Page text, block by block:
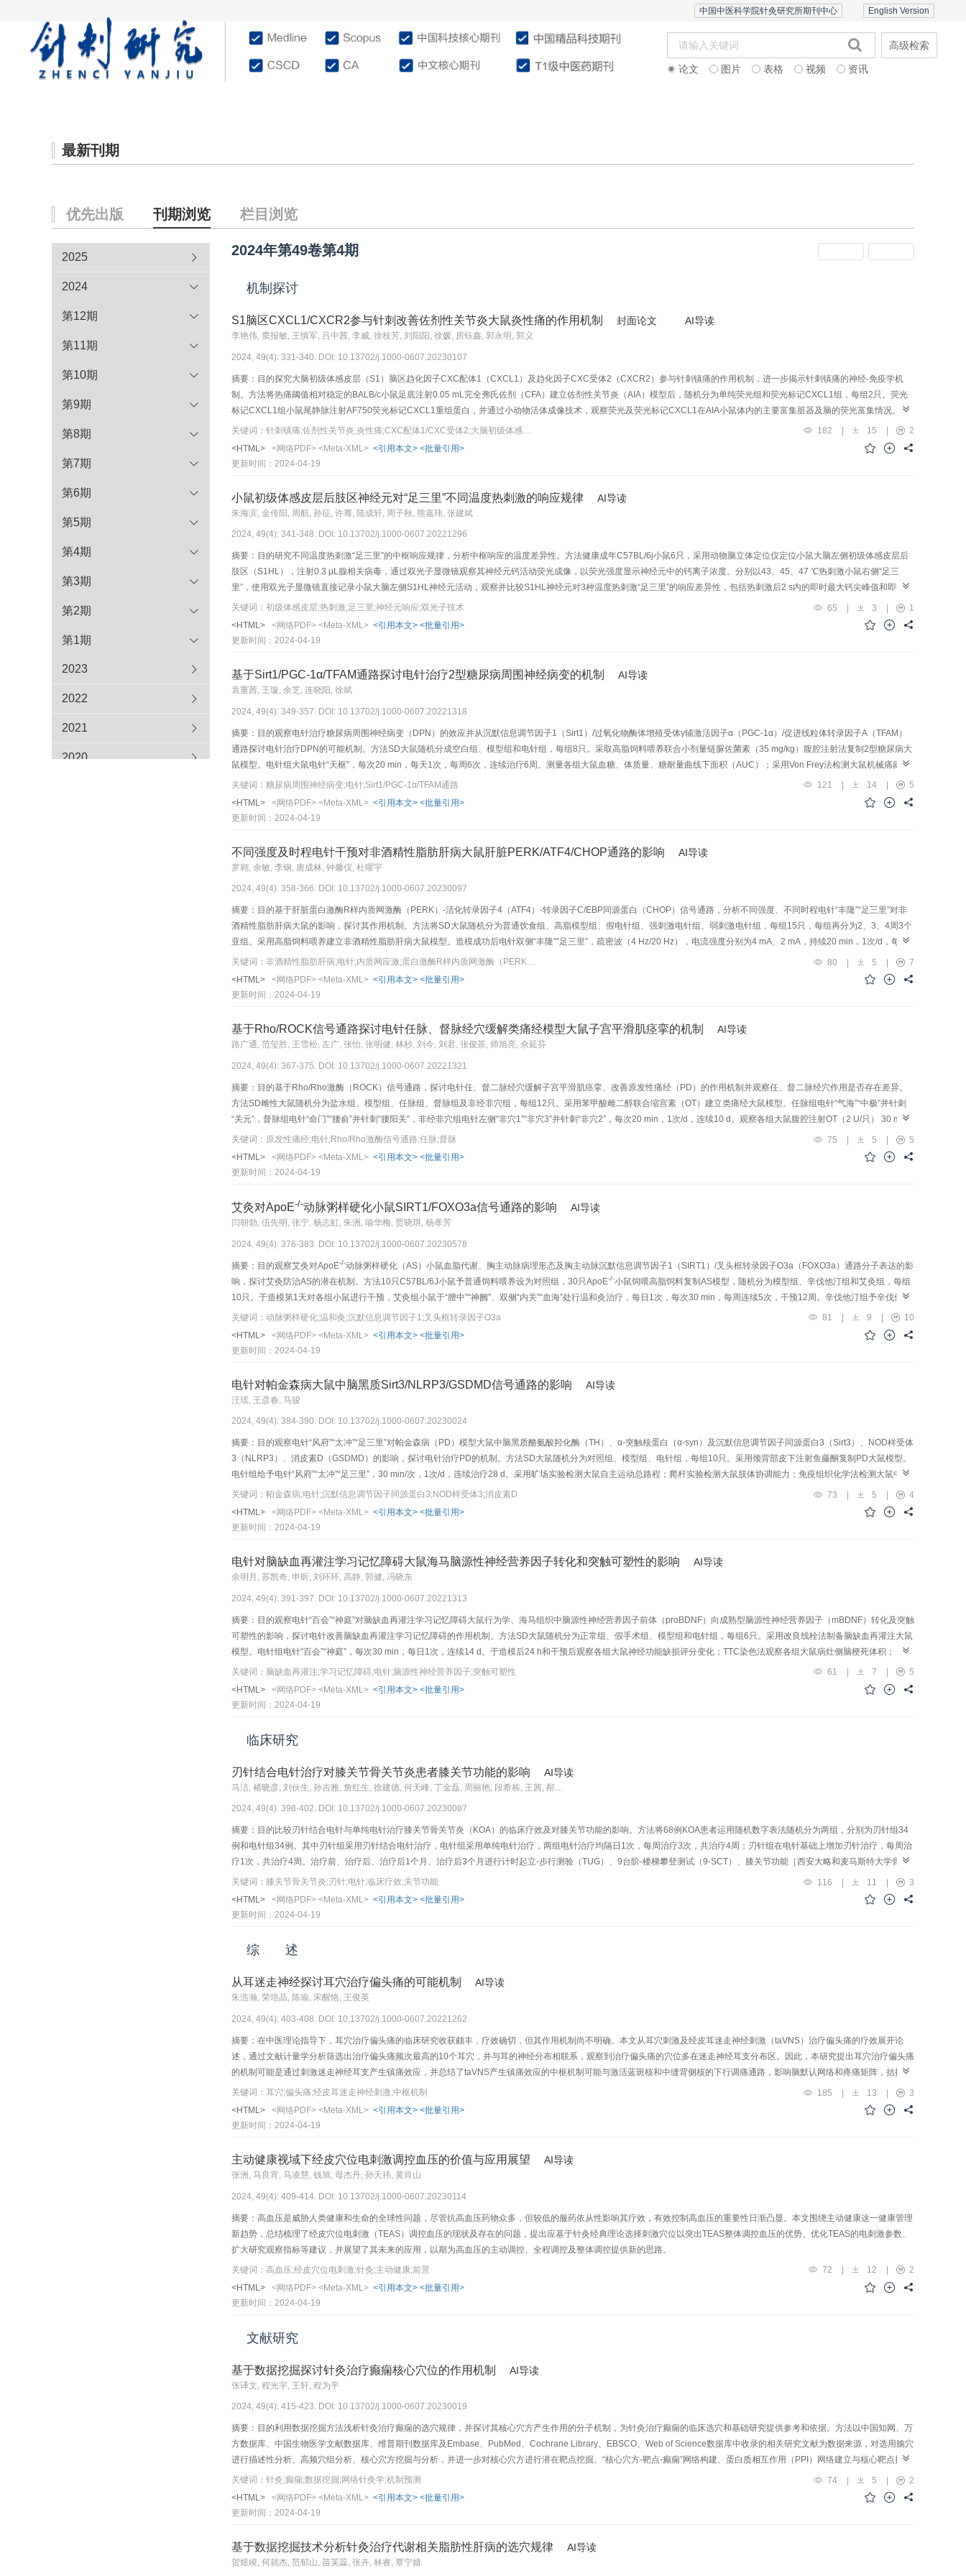
English Version
中国中医科学院针灸研究所期刊中心
论文 图片 表格 视频 资讯
高级检索
最新刊期
优先出版 刊期浏览 栏目浏览
2025
2024
第12期
第11期
第10期
第9期
第8期
第7期
第6期
第5期
第4期
第3期
第2期
第1期
2023
2022
2021
2020
2024年第49卷第4期
机制探讨
S1脑区CXCL1/CXCR2参与针刺改善佐剂性关节炎大鼠炎性痛的作用机制 封面论文 AI导读
李艳伟, 窦报敏, 王慎军, 吕中茜, 李威, 徐枝芳, 刘阳阳, 徐媛, 房钰鑫, 郭永明, 郭义
2024, 49(4): 331-340. DOI: 10.13702/j.1000-0607.20230107
摘要：目的探究大脑初级体感皮层（S1）脑区趋化因子CXC配体1（CXCL1）及趋化因子CXC受体2（CXCR2）参与针刺镇痛的作用机制，进一步揭示针刺镇痛的神经-免疫学机
制。方法将热痛阈值相对稳定的BALB/c小鼠足底注射0.05 mL完全弗氏佐剂（CFA）建立佐剂性关节炎（AIA）模型后，随机分为单纯荧光组和荧光标记CXCL1组，每组2只。荧光
标记CXCL1组小鼠尾静脉注射AF750荧光标记CXCL1重组蛋白，并通过小动物活体成像技术，观察荧光及荧光标记CXCL1在AIA小鼠体内的主要富集脏器及脑的荧光富集情况。另
取热痛阈值相对稳定的Wistar大鼠，右足底注射0.1 mL CFA建立AIA模型，随机分为模型组、针刺组，每组12只，取12只Wistar大鼠右足底注射等体积的0.9%氯化钠溶液作为盐水
组。针刺组大鼠针刺“足三里”1次/d，针刺持续7 d，治疗结束后采用热痛仪测量大鼠右侧足底热缩足潜伏期即热痛阈值；利用ELISA、免疫荧光及实时荧光定量PCR技术，检测文献
报道的可能表达CXCR2及阿片肽受体的多个疼痛相关脑区CXCL1蛋白含量及S1脑区CXCL1阳性细胞数与mRNA表达水平，以期探明前期研究结果中针刺后升高的血清CXCL1的作
比，荧光标记CXCL1组小鼠脑组织中有较强的荧光信号。与盐水组相比，模型组大鼠右侧足底热痛阈值均明显降低（P<0.01），S1脑区中CXCR2 mRNA表达升高（P<0.05）；与
模型组相比，针刺组第2~7天热痛阈值、S1脑区中CXCL1蛋白含量、CXCR2蛋白含量及mRNA表达、MOR mRNA表达均升高（P<0.05，P<0.01）；针刺组大鼠S1脑区中CXCR2
分别与NeuN及MOR有共染，表明CXCR2存在于神经元和MOR阳性神经元中，而不存在于GFAP阳性星形胶质细胞中。结论针刺改善AIA大鼠炎性痛的作用机制可能与其上调S1脑
区中CXCL1蛋白含量及S1脑区神经元上的CXCR2、促进神经元表达MOR有关。
182 15
2
<HTML>
<网络PDF> <Meta-XML> <引用本文> <批量引用>
更新时间：2024-04-19
小鼠初级体感皮层后肢区神经元对“足三里”不同温度热刺激的响应规律 AI导读
朱海滨, 金传阳, 周航, 孙征, 许骞, 陆成轩, 周子秋, 熊嘉玮, 张建斌
2024, 49(4): 341-348. DOI: 10.13702/j.1000-0607.20221296
摘要：目的研究不同温度热刺激“足三里”的中枢响应规律，分析中枢响应的温度差异性。方法健康成年C57BL/6j小鼠6只，采用动物脑立体定位仪定位小鼠大脑左侧初级体感皮层后
肢区（S1HL），注射0.3 μL腺相关病毒，通过双光子显微镜观察其神经元钙活动荧光成像，以荧光强度显示神经元中的钙离子浓度。分别以43、45、47 ℃热刺激小鼠右侧“足三
里”，使用双光子显微镜直接记录小鼠大脑左侧S1HL神经元活动，观察并比较S1HL神经元对3种温度热刺激“足三里”的响应差异性，包括热刺激后2 s内的即时最大钙尖峰值和即时钙
尖峰频率，3.5 min内的短时最大钙尖峰值、短时钙尖峰频率和钙尖峰持续时间，以及3 min内的分时段最大钙尖峰值和分时段钙尖峰频率。结果与常温比较，43、45、47 ℃热刺激
“足三里”均可使小鼠左侧S1HL神经元的即时最大钙尖峰值、即时钙尖峰频率、短时最大钙尖峰值、短时钙尖峰频率和钙尖峰持续时间升高（P<0.001，P<0.01）。不同温度热刺激
比较，从即时最大钙尖峰值来看，小鼠S1HL神经元对47 ℃热刺激响应程度最高（P<0.001）；从即时钙尖峰频率来看，其对45 ℃热刺激响应最频繁（P<0.001）。从短时最大钙尖
S1HL神经元对45 ℃热刺激响应更为明显（P<0.01）。从神经元响应分时段分析来看，在3 min内，43、45、47 ℃热刺激下，小鼠S1HL神经元最大钙尖峰值都在第2分钟达到最高
（P<0.001）；钙尖峰频率与热刺激时段无显著联系。结论S1HL神经元对43、45、47 ℃热刺激“足三里”均有响应，且响应存在特定温度差异性，小鼠S1HL神经元对45 ℃热刺激“足
关键词：初级体感皮层;热刺激;足三里;神经元响应;双光子技术 65 | 3 |
1
<HTML>
<网络PDF> <Meta-XML> <引用本文> <批量引用>
更新时间：2024-04-19
基于Sirt1/PGC-1α/TFAM通路探讨电针治疗2型糖尿病周围神经病变的机制 AI导读
袁重茜, 王璇, 余芝, 连晓阳, 徐斌
2024, 49(4): 349-357. DOI: 10.13702/j.1000-0607.20221318
摘要：目的观察电针治疗糖尿病周围神经病变（DPN）的效应并从沉默信息调节因子1（Sirt1）/过氧化物酶体增殖受体γ辅激活因子α（PGC-1α）/促进线粒体转录因子A（TFAM）
通路探讨电针治疗DPN的可能机制。方法SD大鼠随机分成空白组、模型组和电针组，每组8只。采取高脂饲料喂养联合小剂量链脲佐菌素（35 mg/kg）腹腔注射法复制2型糖尿病大
鼠模型。电针组大鼠电针“天枢”，每次20 min，每天1次，每周6次，连续治疗6周。测量各组大鼠血糖、体质量、糖耐量曲线下面积（AUC）；采用Von Frey法检测大鼠机械痛阈
值，哈格里夫斯实验检测大鼠热痛阈值；免疫荧光染色法观察大鼠后足足垫表皮神经纤维密度（IENFD）；神经电生理方法测量大鼠坐骨神经传导速度（MNCV）；HE染色法观察
坐骨神经病理形态改变；透射电子显微镜观察大鼠坐骨神经超微结构改变；Western blot 法检测大鼠坐骨神经中Sirt1、PGC-1α、TFAM蛋白表达水平。结果与空白组相比，模型组
大鼠血糖和AUC升高（P<0.001），体质量、机械痛与热痛阈值、后足足垫表皮IENFD降低（P<0.001），MNCV减慢（P<0.01），坐骨神经横切面轴突分布较空白组零碎松散且无
痛阈值上升（P<0.01），IENFD增加（P<0.05），MNCV加快（P<0.05）；坐骨神经形态和超微结构病变缓解；坐骨神经中Sirt1、PGC-1α、TFAM蛋白表达上调（P<0.05）。结
论电针可能是通过调控Sirt1/PGC-1α/TFAM通路，改善DPN的神经损伤，达到修复糖尿病周围神经病变的作用。
关键词：糖尿病周围神经病变;电针;Sirt1/PGC-1α/TFAM通路 121 14
5
<HTML>
<网络PDF> <Meta-XML> <引用本文> <批量引用>
更新时间：2024-04-19
不同强度及时程电针干预对非酒精性脂肪肝病大鼠肝脏PERK/ATF4/CHOP通路的影响 AI导读
罗翱, 余敏, 李钢, 唐成林, 钟馨仪, 杜曜宇
2024, 49(4): 358-366. DOI: 10.13702/j.1000-0607.20230097
摘要：目的基于肝脏蛋白激酶R样内质网激酶（PERK）-活化转录因子4（ATF4）-转录因子C/EBP同源蛋白（CHOP）信号通路，分析不同强度、不同时程电针“丰隆”“足三里”对非
酒精性脂肪肝病大鼠的影响，探讨其作用机制。方法将SD大鼠随机分为普通饮食组、高脂模型组、假电针组、强刺激电针组、弱刺激电针组，每组15只，每组再分为2、3、4周3个
亚组。采用高脂饲料喂养建立非酒精性脂肪肝病大鼠模型。造模成功后电针双侧“丰隆”“足三里”，疏密波（4 Hz/20 Hz），电流强度分别为4 mA、2 mA，持续20 min，1次/d，每周
治疗5 d，休息2 d；假电针组只连接电针仪，不通电。不同时程亚组分别干预2、3、4周。干预结束后采用全自动生化分析仪检测大鼠血清谷丙转氨酶（ALT）、谷草转氨酶
（AST）含量，油红O染色观察肝组织形态学变化，实时荧光定量PCR、Western blot法检测大鼠肝脏组织PERK、ATF4、CHOP mRNA与蛋白的表达。结果高脂模型组大鼠肝细胞
红色脂滴聚积明显，强刺激电针组4周时大鼠肝细胞红色脂滴明显减少。与同时程普通饮食组比较，高脂模型组大鼠血清ALT、AST含量与肝脏组织PERK、ATF4、CHOP mRNA与
同时程假电针组比较，强、弱刺激电针组大鼠血清ALT、AST含量与肝脏组织PERK、ATF4、CHOP mRNA表达降低（P<0.01，P<0.05），强刺激电针组大鼠肝脏组织PERK、
ATF4、CHOP蛋白表达降低（P<0.01），弱刺激电针组大鼠2、3、4周时肝脏组织PERK、CHOP蛋白表达降低（P<0.01），2周时ATF4蛋白表达降低（P<0.05）。与同时程强刺
3、4周时血清ALT、AST含量及肝脏组织PERK、ATF4、CHOP mRNA与PERK蛋白表达降低（P<0.01，P<0.05），强刺激电针组3、4周时肝脏组织ATF4蛋白表达降低
（P<0.01），强刺激电针组4周时、弱刺激电针组3周和4周时肝脏组织CHOP蛋白表达降低（P<0.01）。与本组3周时比较，强、弱刺激电针组大鼠4周时血清ALT、AST含量，
PERK、ATF4、CHOP mRNA表达明显降低（P<0.05，P<0.01），强、弱刺激电针组4周时肝脏组织PERK、CHOP蛋白表达降低（P<0.01），强刺激电针组4周时肝脏组织ATF4蛋
白表达降低（P<0.05）。结论电针“丰隆”“足三里”可显著改善非酒精性脂肪肝病大鼠肝功能，其作用机制可能是通过抑制PERK表达进而靶向调控下游ATF4/CHOP信号通路，抑制内
关键词：非酒精性脂肪肝病;电针;内质网应激;蛋白激酶R样内质网激酶（PERK）-活化转录因子4（ATF4）-转录因子C/EBP同源蛋白（CHOP）信号通路 80 5
7
<HTML>
<网络PDF> <Meta-XML> <引用本文> <批量引用>
更新时间：2024-04-19
基于Rho/ROCK信号通路探讨电针任脉、督脉经穴缓解类痛经模型大鼠子宫平滑肌痉挛的机制 AI导读
路广通, 范玺胜, 王雪松, 左广, 张怡, 张明健, 林杪, 刘今, 刘君, 张俊茶, 师旭亮, 佘延芬
2024, 49(4): 367-375. DOI: 10.13702/j.1000-0607.20221321
摘要：目的基于Rho/Rho激酶（ROCK）信号通路，探讨电针任、督二脉经穴缓解子宫平滑肌痉挛、改善原发性痛经（PD）的作用机制并观察任、督二脉经穴作用是否存在差异。
方法SD雌性大鼠随机分为盐水组、模型组、任脉组、督脉组及非经非穴组，每组12只。采用苯甲酸雌二醇联合缩宫素（OT）建立类痛经大鼠模型。任脉组电针“气海”“中极”并针刺
“关元”，督脉组电针“命门”“腰俞”并针刺“腰阳关”，非经非穴组电针左侧“非穴1”“非穴3”并针刺“非穴2”，每次20 min，1次/d，连续10 d。观察各组大鼠腹腔注射OT（2 U/只） 30 min
内的扭体反应；多导生理记录仪记录大鼠在体子宫平滑肌电信号，HE染色法观察大鼠子宫组织的病理形态变化；ELISA法检测大鼠子宫组织前列腺素F
（PGF2α
）、OT、钙离子
）的含量，Western blot及荧光定量PCR 法检测子宫组织平滑肌22-α（SM22-α）、RhoA、ROCKⅡ蛋白及mRNA表达水平。结果与盐水组比较，模型组大鼠扭体评分升高
（P<0.01），在体子宫平滑肌振幅电压升高（P<0.01），HE染色可见子宫内膜大范围剥脱伴有严重的水肿，且腺体分泌增加，子宫组织中PGF
宫平滑肌振幅电压降低（P<0.01），子宫内膜水肿程度较轻，腺体分泌减少，子宫组织中PGF
ROCKⅡ的蛋白及mRNA的表达降低（P<0.01，P<0.05）。结论电针任脉、督脉经穴均可降低类痛经大鼠的扭体评分、子宫平滑肌振幅电压、子宫病理损伤程度，缓解子宫平滑肌
的痉挛。其机制可能与通过调控子宫组织PGF
、OT含量，抑制子宫组织Rho/ROCK信号通路，降低SM22-α、RhoA、ROCKⅡ蛋白与mRNA表达及Ca
关键词：原发性痛经;电针;Rho/Rho激酶信号通路;任脉;督脉 75 | 5 |
5
<HTML>
<网络PDF> <Meta-XML> <引用本文> <批量引用>
更新时间：2024-04-19
艾灸对ApoE-/-动脉粥样硬化小鼠SIRT1/FOXO3a信号通路的影响 AI导读
闫朝勃, 伍先明, 张宁, 杨志虹, 朱洲, 喻华梅, 贾晓琪, 杨孝芳
2024, 49(4): 376-383. DOI: 10.13702/j.1000-0607.20230578
摘要：目的观察艾灸对ApoE-/-动脉粥样硬化（AS）小鼠血脂代谢、胸主动脉病理形态及胸主动脉沉默信息调节因子1（SIRT1）/叉头框转录因子O3a（FOXO3a）通路分子表达的影
响，探讨艾灸防治AS的潜在机制。方法10只C57BL/6J小鼠予普通饲料喂养设为对照组，30只ApoE-/-小鼠饲喂高脂饲料复制AS模型，随机分为模型组、辛伐他汀组和艾灸组，每组
10只。于造模第1天对各组小鼠进行干预，艾灸组小鼠于“膻中”“神阙”、双侧“内关”“血海”处行温和灸治疗，每日1次，每次30 min，每周连续5次，干预12周。辛伐他汀组予辛伐他汀
灌胃（2.5 mg·kg
·d
），每日1次，每周连续5次，干预12周。干预期间观察记录小鼠的体质量及一般情况；干预结束后，采用全自动生化分析仪检测小鼠血清总胆固醇（TC）、
甘油三酯（TG）、低密度脂蛋白胆固醇（LDL-C）、高密度脂蛋白胆固醇（HDL-C）含量；HE染色观察小鼠胸主动脉病理形态；ELISA法检测小鼠血清ox-LDL含量及SOD活性；
Western blot法及实时荧光定量PCR法分别检测胸主动脉SIRT1和FOXO3a蛋白及mRNA的表达水平。结果与对照组比较，模型组小鼠第8周、第12周的体质量，血清TC、TG、
胸主动脉SIRT1蛋白及mRNA表达显著升高（P<0.01），辛伐他汀组HDL-C含量显著升高（P<0.05）；两组胸主动脉结构较为完整，管腔较为规则，中膜内弹性膜排列较为整齐，
内膜可见少量的内皮细胞变性和肿胀。与辛伐他汀组比较，艾灸组各指标差异均无统计学意义；胸主动脉病理结构变化大致相同。结论艾灸可以降低AS模型小鼠的体质量，调节血
脂水平，并修复血管内膜，减轻内皮损伤，其作用机制可能与调节SIRT1/FOXO3a信号通路改善氧化损伤相关。
关键词：动脉粥样硬化;温和灸;沉默信息调节因子1;叉头框转录因子O3a 81 9
10
<HTML>
<网络PDF> <Meta-XML> <引用本文> <批量引用>
更新时间：2024-04-19
电针对帕金森病大鼠中脑黑质Sirt3/NLRP3/GSDMD信号通路的影响 AI导读
汪瑶, 王彦春, 马骏
2024, 49(4): 384-390. DOI: 10.13702/j.1000-0607.20230024
摘要：目的观察电针“风府”“太冲”“足三里”对帕金森病（PD）模型大鼠中脑黑质酪氨酸羟化酶（TH）、α-突触核蛋白（α-syn）及沉默信息调节因子同源蛋白3（Sirt3）、NOD样受体
3（NLRP3）、消皮素D（GSDMD）的影响，探讨电针治疗PD的机制。方法SD大鼠随机分为对照组、模型组、电针组，每组10只。采用颈背部皮下注射鱼藤酮复制PD大鼠模型。
电针组给予电针“风府”“太冲”“足三里”，30 min/次，1次/d，连续治疗28 d。采用旷场实验检测大鼠自主运动总路程；爬杆实验检测大鼠肢体协调能力；免疫组织化学法检测大鼠中脑
黑质组织中TH的阳性表达；实时荧光定量PCR法检测大鼠黑质组织中α-syn、Sirt3、NLRP3、GSDMD mRNA表达水平；Western blot法检测大鼠黑质组织中NLRP3、接头蛋白-凋
亡相关斑点样蛋白（ASC）、半胱氨酸蛋白酶-1（Caspase-1）蛋白表达水平。结果与对照组比较，模型组大鼠旷场实验自主运动总路程缩短（P<0.01）；爬杆实验评分升高
（P<0.01）；中脑黑质TH阳性表达减少（P<0.01）；Sirt3 mRNA表达水平降低（P<0.01），α-syn、NLRP3、GSDMD mRNA表达水平升高（P<0.01）；NLRP3、ASC、
（P<0.01）；Sirt3 mRNA表达水平升高（P<0.01），α-syn、NLRP3、GSDMD mRNA表达水平降低（P<0.01）；NLRP3、ASC、Caspase-1蛋白表达水平降低（P<0.01，
P<0.05）。结论电针“风府”“太冲”“足三里”可修复PD大鼠神经元损伤，清除中脑黑质异常聚集的α-syn，改善线粒体损伤，其机制可能与调控中脑黑质Sirt3/NLRP3/GSDMD信号通路
关键词：帕金森病;电针;沉默信息调节因子同源蛋白3;NOD样受体3;消皮素D 73 | 5 |
4
<HTML>
<网络PDF> <Meta-XML> <引用本文> <批量引用>
更新时间：2024-04-19
电针对脑缺血再灌注学习记忆障碍大鼠海马脑源性神经营养因子转化和突触可塑性的影响 AI导读
余明月, 苏凯奇, 申昕, 刘环环, 高静, 郭健, 冯晓东
2024, 49(4): 391-397. DOI: 10.13702/j.1000-0607.20221313
摘要：目的观察电针“百会”“神庭”对脑缺血再灌注学习记忆障碍大鼠行为学、海马组织中脑源性神经营养因子前体（proBDNF）向成熟型脑源性神经营养因子（mBDNF）转化及突触
可塑性的影响，探讨电针改善脑缺血再灌注学习记忆障碍的作用机制。方法SD大鼠随机分为正常组、假手术组、模型组和电针组，每组6只。采用改良线栓法制备脑缺血再灌注大鼠
模型。电针组电针“百会”“神庭”，每次30 min，每日1次，连续14 d。于造模后24 h和干预后观察各组大鼠神经功能缺损评分变化；TTC染色法观察各组大鼠病灶侧脑梗死体积；
Morris水迷宫实验评价各组大鼠学习记忆能力；Western blot法检测各组大鼠海马组织中proBDNF、mBDNF、组织型纤溶酶原激活物（tPA）、酪氨酸激酶受体B（TrkB）、p75神
经营养因子受体（p75NTR）蛋白表达水平。结果与假手术组比较，模型组大鼠神经功能缺损评分升高（P<0.01），脑梗死体积百分比增加（P<0.01），穿越原平台次数及目标象
限总路程减少（P<0.01），海马组织中proBDNF、p75NTR蛋白表达水平升高（P<0.01），mBDNF、TrkB、tPA蛋白表达水平和mBDNF/proBDNF比值均降低（P<0.01，
达，促进proBDNF向mBDNF的转化，影响突触可塑性，从而改善学习记忆障碍，这可能是电针改善脑缺血再灌注损伤学习记忆障碍的机制之一。
关键词：脑缺血再灌注;学习记忆障碍;电针;脑源性神经营养因子;突触可塑性 61 7
5
<HTML>
<网络PDF> <Meta-XML> <引用本文> <批量引用>
更新时间：2024-04-19
临床研究
刃针结合电针治疗对膝关节骨关节炎患者膝关节功能的影响 AI导读
马洁, 褚晓彦, 刘伙生, 孙吉雅, 詹红生, 徐建德, 何天峰, 丁金磊, 周丽艳, 段希栋, 王茜, 邴兴红, 陶善平
2024, 49(4): 398-402. DOI: 10.13702/j.1000-0607.20230087
摘要：目的比较刃针结合电针与单纯电针治疗膝关节骨关节炎（KOA）的临床疗效及对膝关节功能的影响。方法将68例KOA患者运用随机数字表法随机分为两组，分别为刃针组34
例和电针组34例。其中刃针组采用刃针结合电针治疗，电针组采用单纯电针治疗，两组电针治疗均隔日1次，每周治疗3次，共治疗4周；刃针组在电针基础上增加刃针治疗，每周治
疗1次，共治疗4周。治疗前、治疗后、治疗后1个月、治疗后3个月进行计时起立-步行测验（TUG）、9台阶-楼梯攀登测试（9-SCT）、膝关节功能［西安大略和麦马斯特大学骨关
节炎指数可视化量表（WOMAC）］评分。结果通过意向性分析，与治疗前比较，两组患者治疗后、随访1个月和随访3个月时的TUG结果、9-SCT结果、WOMAC评分均显著降低
（P<0.05）；与同时间点电针组相比，刃针组治疗后和随访1个月时的TUG结果显著降低，刃针组治疗后的WOMAC评分显著降低（P<0.05）；与本组治疗后比较，刃针组随访1个
月时的WOMAC评分显著降低（P<0.05）。结论两种治疗均能改善患者膝关节功能，但是刃针结合电针更能明显提高患者的步速，改善患者的关节疼痛、晨僵等不适症状。刃针结合
关键词：膝关节骨关节炎;刃针;电针;临床疗效;关节功能 116 11
3
<HTML>
<网络PDF> <Meta-XML> <引用本文> <批量引用>
更新时间：2024-04-19
综 述
从耳迷走神经探讨耳穴治疗偏头痛的可能机制 AI导读
朱浩瀚, 荣培晶, 陈瑜, 宋醒恪, 王俊英
2024, 49(4): 403-408. DOI: 10.13702/j.1000-0607.20221262
摘要：在中医理论指导下，耳穴治疗偏头痛的临床研究收获颇丰，疗效确切，但其作用机制尚不明确。本文从耳穴刺激及经皮耳迷走神经刺激（taVNS）治疗偏头痛的疗效展开论
述，通过文献计量学分析筛选出治疗偏头痛频次最高的10个耳穴，并与耳的神经分布相联系，观察到治疗偏头痛的穴位多在迷走神经耳支分布区。因此，本研究提出耳穴治疗偏头痛
的机制可能是通过刺激迷走神经耳支产生镇痛效应，并总结了taVNS产生镇痛效应的中枢机制可能与激活蓝斑核和中缝背侧核的下行调痛通路，影响脑默认网络和疼痛矩阵，拮抗皮
质扩散抑制及减轻神经炎性反应等有关。本文为今后耳穴治疗偏头痛的机制研究提供了思路，论证了耳穴治疗偏头痛的科学性。
关键词：耳穴;偏头痛;经皮耳迷走神经刺激;中枢机制 185 | 13 |
3
<HTML>
<网络PDF> <Meta-XML> <引用本文> <批量引用>
更新时间：2024-04-19
主动健康视域下经皮穴位电刺激调控血压的价值与应用展望 AI导读
张洲, 马良宵, 马凌慧, 钱旭, 母杰丹, 孙天祎, 黄肖山
2024, 49(4): 409-414. DOI: 10.13702/j.1000-0607.20230114
摘要：高血压是威胁人类健康和生命的全球性问题，尽管抗高血压药物众多，但较低的服药依从性影响其疗效，有效控制高血压的重要性日渐凸显。本文围绕主动健康这一健康管理
新趋势，总结梳理了经皮穴位电刺激（TEAS）调控血压的现状及存在的问题，提出应基于针灸经典理论选择刺激穴位以突出TEAS整体调控血压的优势、优化TEAS的电刺激参数、
扩大研究观察指标等建议，并展望了其未来的应用，以期为高血压的主动调控、全程调控及整体调控提供新的思路。
关键词：高血压;经皮穴位电刺激;针灸;主动健康;前景
72 12
2
<HTML>
<网络PDF> <Meta-XML> <引用本文> <批量引用>
更新时间：2024-04-19
文献研究
基于数据挖掘探讨针灸治疗癫痫核心穴位的作用机制 AI导读
张译文, 程光宇, 王轩, 程为平
2024, 49(4): 415-423. DOI: 10.13702/j.1000-0607.20230019
摘要：目的利用数据挖掘方法浅析针灸治疗癫痫的选穴规律，并探讨其核心穴方产生作用的分子机制，为针灸治疗癫痫的临床选穴和基础研究提供参考和依据。方法以中国知网、万
方数据库、中国生物医学文献数据库、维普期刊数据库及Embase、PubMed、Cochrane Library、EBSCO、Web of Science数据库中收录的相关研究文献为数据来源，对选用腧穴
进行描述性分析、高频穴组分析、核心穴方挖掘与分析，并进一步对核心穴方进行潜在靶点挖掘、“核心穴方-靶点-癫痫”网络构建、蛋白质相互作用（PPI）网络建立与核心靶点提
取、基因本体（GO）富集和KEGG富集分析等以预测针灸治疗癫痫的潜在机制。结果共纳入腧穴处方122条；核心组方为百会、合谷、内关、水沟、太冲，挖掘到其潜在治疗靶点
277个，与癫痫共有靶点134个，经PPI网络拓扑分析提取出核心靶点，包括信号转导和转录激活因子3、肿瘤坏死因子（TNF）、白细胞介素（IL）-6、蛋白激酶B1、c-Jun氨基末端
激酶、脑源性神经营养因子、肿瘤蛋白53、血管内皮生长因子A、胱天蛋白酶3、表皮生长因子受体等；经GO和KEGG富集预测得到核心穴方治疗癫痫的主要途径，包括脂质与动脉
子-1信号通路、凋亡等，涉及神经元死亡、氧化应激、突触可塑性、炎性反应等。结论针灸干预癫痫的核心穴位处方可通过作用于多靶点、多通路协同发挥治疗癫痫的作用，本研究
可为后续针灸治疗癫痫的临床应用及机制研究提供理论基础。
关键词：针灸;癫痫;数据挖掘;网络针灸学;机制预测 74 | 5 |
2
<HTML>
<网络PDF> <Meta-XML> <引用本文> <批量引用>
更新时间：2024-04-19
基于数据挖掘技术分析针灸治疗代谢相关脂肪性肝病的选穴规律 AI导读
贺煜竣, 何就杰, 范郁山, 苗芙蕊, 张卉, 林睿, 覃宁婧